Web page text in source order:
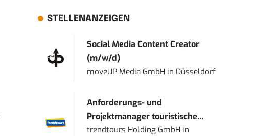
STELLENANZEIGEN
Social Media Content Creator
(m/w/d)
moveUP Media GmbH in Düsseldorf
Anforderungs- und
Projektmanager touristische...
trendtours Holding GmbH in